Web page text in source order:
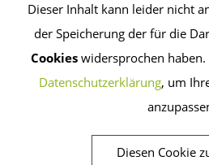
Dieser Inhalt kann leider nicht
der Speicherung der für die
Cookieswidersprochen haben.
Datenschutzerklärung, um
Diesen Cookie